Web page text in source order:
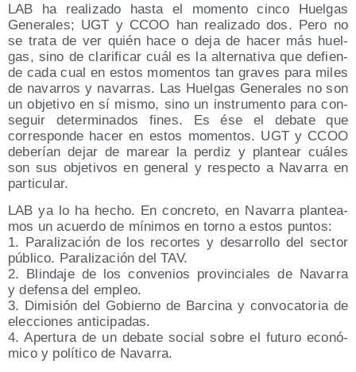
LAB ha rea­li­za­do has­ta el momen­to cin­co Huel­gas
Gene­ra­les; UGT y CCOO han rea­li­za­do dos. Pero no
se tra­ta de ver quién hace o deja de hacer más huel­
gas, sino de cla­ri­fi­car cuál es la alter­na­ti­va que defien­
de cada cual en estos momen­tos tan gra­ves para miles
de nava­rros y nava­rras. Las Huel­gas Gene­ra­les no son
un obje­ti­vo en sí mis­mo, sino un ins­tru­men­to para con­
se­guir deter­mi­na­dos fines. Es ése el deba­te que
corres­pon­de hacer en estos momen­tos. UGT y CCOO
debe­rían dejar de marear la per­diz y plan­tear cuá­les
son sus obje­ti­vos en gene­ral y res­pec­to a Nava­rra en
particular.
LAB ya lo ha hecho. En con­cre­to, en Nava­rra plan­tea­
mos un acuer­do de míni­mos en torno a estos puntos:
1. Para­li­za­ción de los recor­tes y desa­rro­llo del sec­tor
públi­co. Para­li­za­ción del TAV.
2. Blin­da­je de los con­ve­nios pro­vin­cia­les de Nava­rra
y defen­sa del empleo.
3. Dimi­sión del Gobierno de Bar­ci­na y con­vo­ca­to­ria de
elec­cio­nes anticipadas.
4. Aper­tu­ra de un deba­te social sobre el futu­ro eco­nó­
mi­co y polí­ti­co de Navarra.